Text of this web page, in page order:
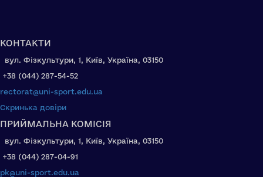
КОНТАКТИ
вул. Фізкультури, 1, Київ, Україна, 03150
+38 (044) 287-54-52
rectorat@uni-sport.edu.ua
Скринька довіри
ПРИЙМАЛЬНА КОМІСІЯ
вул. Фізкультури, 1, Київ, Україна, 03150
+38 (044) 287-04-91
pk@uni-sport.edu.ua